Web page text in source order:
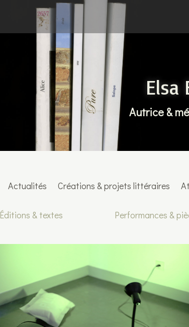
Elsa
Autrice &
Actualités Créations & projets littéraires
Éditions & textes Performances &